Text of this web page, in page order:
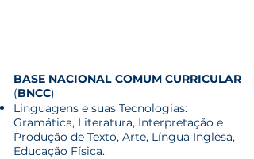
BASE NACIONAL COMUM CURRICULAR
(BNCC)
Linguagens e suas Tecnologias:
Gramática, Literatura, Interpretação e
Produção de Texto, Arte, Língua Inglesa,
Educação Física.